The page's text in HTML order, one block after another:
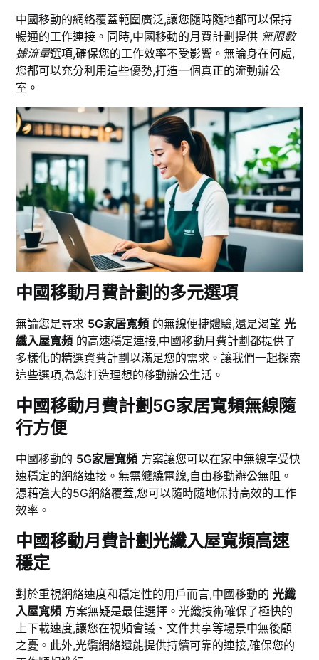
中國移動的網絡覆蓋範圍廣泛,讓您隨時隨地都可以保持
暢通的工作連接。同時,中國移動的月費計劃提供 無限數
據流量選項,確保您的工作效率不受影響。無論身在何處,
您都可以充分利用這些優勢,打造一個真正的流動辦公
室。
中國移動月費計劃的多元選項
無論您是尋求 5G家居寬頻 的無線便捷體驗,還是渴望光
纖入屋寬頻 的高速穩定連接,中國移動月費計劃都提供了
多樣化的精選資費計劃以滿足您的需求。讓我們一起探索
這些選項,為您打造理想的移動辦公生活。
中國移動月費計劃5G家居寬頻無線隨
行方便
中國移動的 5G家居寬頻 方案讓您可以在家中無線享受快
速穩定的網絡連接。無需纏繞電線,自由移動辦公無阻。
憑藉強大的5G網絡覆蓋,您可以隨時隨地保持高效的工作
效率。
中國移動月費計劃光纖入屋寬頻高速
穩定
對於重視網絡速度和穩定性的用戶而言,中國移動的光纖
入屋寬頻 方案無疑是最佳選擇。光纖技術確保了極快的
上下載速度,讓您在視頻會議、文件共享等場景中無後顧
之憂。此外,光纜網絡還能提供持續可靠的連接,確保您的